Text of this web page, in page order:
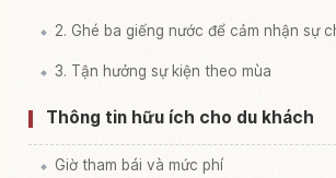
2. Ghé ba giếng nước để cảm nhận sự
3. Tận hưởng sự kiện theo mùa
Thông tin hữu ích cho du khách
Giờ tham bái và mức phí